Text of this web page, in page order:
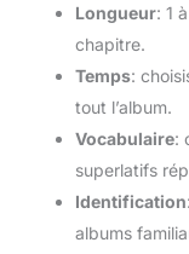
Longueur: 1
chapitre.
Temps:
tout l’album.
Vocabulaire:
superlatifs
Identification
albums